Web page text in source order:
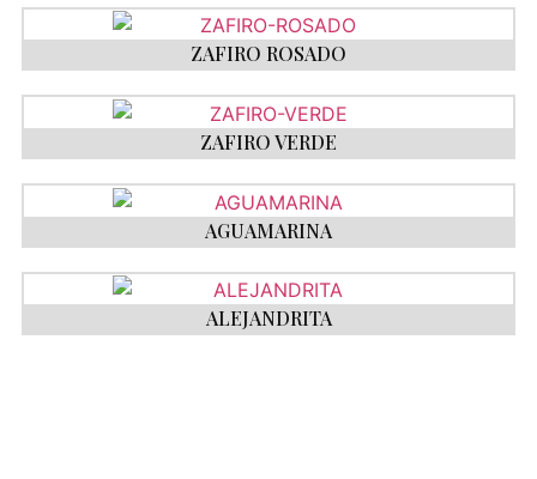
ZAFIRO ROSADO
ZAFIRO VERDE
AGUAMARINA
ALEJANDRITA